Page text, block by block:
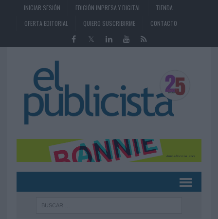
INICIAR SESIÓN EDICIÓN IMPRESA Y DIGITAL
TIENDA
OFERTA EDITORIAL
QUIERO SUSCRIBIRME CONTACTO